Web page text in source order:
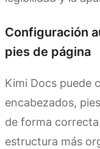
Configuración
pies de página
Kimi Docs puede
encabezados,
de forma
estructura más